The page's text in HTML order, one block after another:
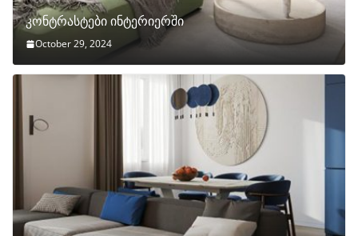
კონტრასტები ინტერიერში
October 29, 2024